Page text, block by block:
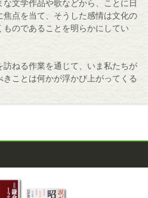
文学作品や歌などから、ことに日
点を当て、そうした感情は文化の
のであることを明らかにしてい
ねる作業を通じて、いま私たちが
ことは何かが浮かび上がってくる